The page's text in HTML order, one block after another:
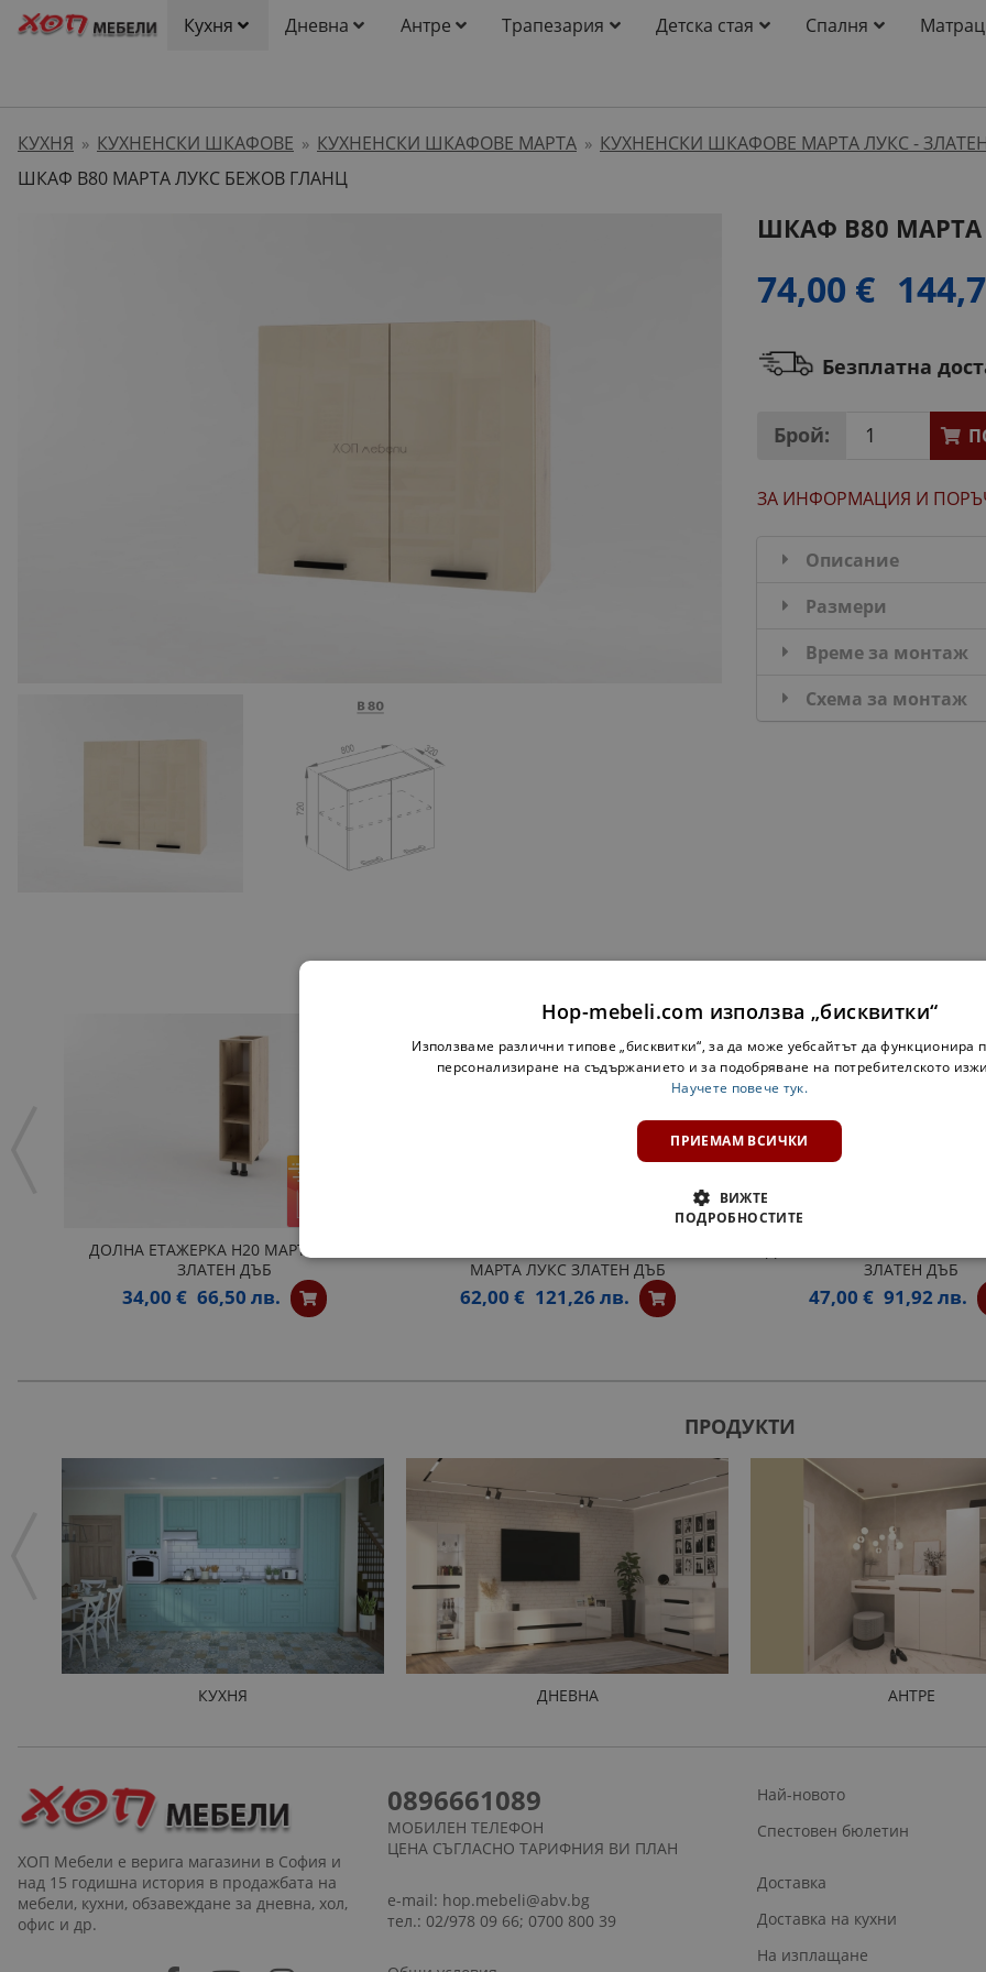
Кухня Дневна Антре Трапезария Детска стая Спалня
КУХНЯ » КУХНЕНСКИ ШКАФОВЕ » КУХНЕНСКИ ШКАФОВЕ МАРТА » КУХНЕНСКИ ШКАФОВЕ МАРТА ЛУКС -
ШКАФ B80 МАРТА ЛУКС БЕЖОВ ГЛАНЦ
ШКАФ B80
74,00 €
Безплатна
Брой:
ЗА ИНФОРМАЦИЯ И
Описание
Размери
Време за монтаж
Схема за монтаж
ДОЛНА ЕТАЖЕРКА Н20 МАРТА ЛУКС
ЗЛАТЕН ДЪБ
34,00 € 66,50 лв.
МАРТА ЛУКС ЗЛАТЕН ДЪБ
62,00 € 121,26 лв.
ЗЛАТЕН ДЪБ
47,00 € 91,92 лв.
ПРОДУКТИ
КУХНЯ ДНЕВНА АНТРЕ
ХОП Мебели е верига магазини в София и
над 15 годишна история в продажбата на
мебели, кухни, обзавеждане за дневна, хол,
офис и др.
0896661089
МОБИЛЕН ТЕЛЕФОН
ЦЕНА СЪГЛАСНО ТАРИФНИЯ ВИ ПЛАН
e-mail: hop.mebeli@abv.bg
тел.: 02/978 09 66; 0700 800 39
Най-новото
Спестовен бюлетин
Доставка
Доставка на кухни
На изплащане
Hop-mebeli.com използва „бисквитки“
Използваме различни типове „бисквитки“, за да може уебсайтът да функционира
персонализиране на съдържанието и за подобряване на потребителското
Научете повече тук.
ПРИЕМАМ ВСИЧКИ
ВИЖТЕ
ПОДРОБНОСТИТЕ